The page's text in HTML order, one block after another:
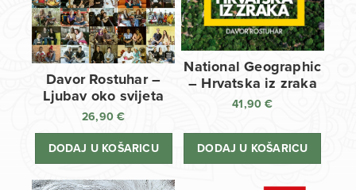
Davor Rostuhar –
Ljubav oko svijeta
26,90€
DODAJ U KOŠARICU
National Geographic
– Hrvatska iz zraka
41,90€
DODAJ U KOŠARICU